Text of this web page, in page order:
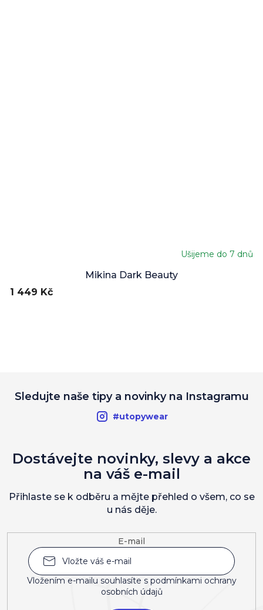
Mikina Dark Beauty
Ušijeme do 7 dnů
1 449 Kč
Sledujte naše tipy a novinky na Instagramu
#utopywear
E-mail
Vložením e-mailu souhlasíte s podmínkami ochrany
osobních údajů
Dostávejte novinky, slevy a akce
na váš e-mail
Přihlaste se k odběru a mějte přehled o všem, co se
u nás děje.